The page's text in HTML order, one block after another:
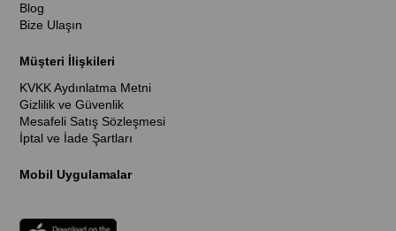
Blog
Bize Ulaşın
Müşteri İlişkileri
KVKK Aydınlatma Metni
Gizlilik ve Güvenlik
Mesafeli Satış Sözleşmesi
İptal ve İade Şartları
Mobil Uygulamalar